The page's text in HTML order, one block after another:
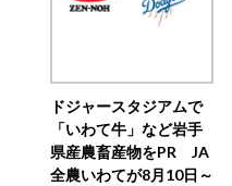
ドジャースタジアムで
「いわて牛」など岩手
県産農畜産物をPR JA
全農いわてが8月10日～